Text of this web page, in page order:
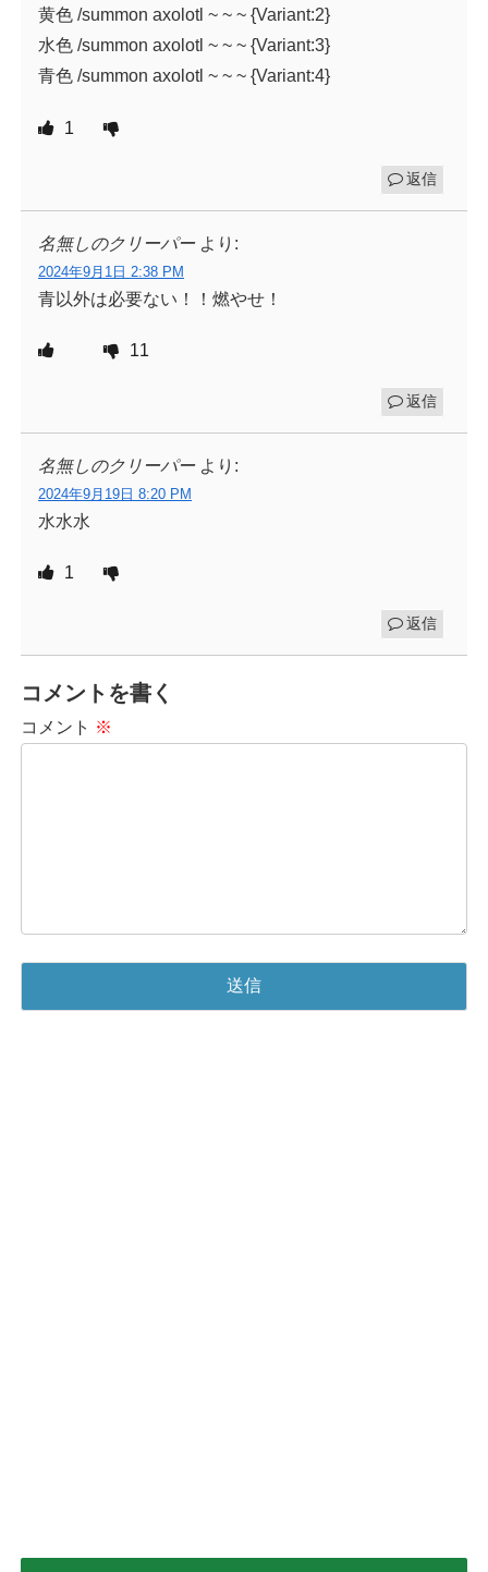
黄色 /summon axolotl ~ ~ ~ {Variant:2}
水色 /summon axolotl ~ ~ ~ {Variant:3}
青色 /summon axolotl ~ ~ ~ {Variant:4}
1
返信
名無しのクリーパー より:
2024年9月1日 2:38 PM
青以外は必要ない！！燃やせ！
11
返信
名無しのクリーパー より:
2024年9月19日 8:20 PM
水水水
1
返信
コメントを書く
コメント ※